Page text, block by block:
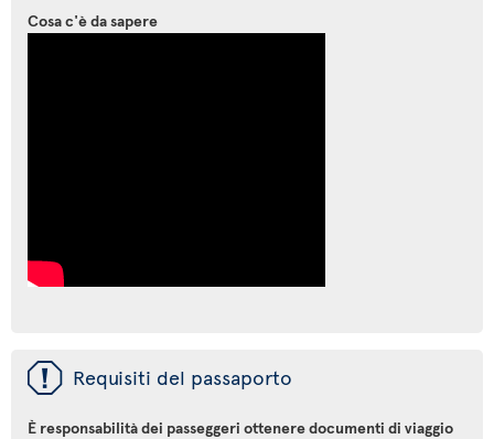
Cosa c'è da sapere
ü Requisiti del passaporto
È responsabilità dei passeggeri ottenere documenti di viaggio